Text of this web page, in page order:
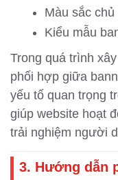
Màu sắc
Kiểu mẫu
Trong quá trình
phối hợp giữa
yếu tố quan trọng
giúp website hoạt
trải nghiệm người
3. Hướng dẫn